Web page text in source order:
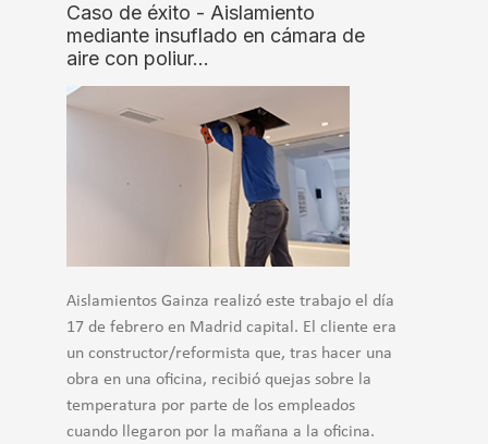
Caso de éxito - Aislamiento
mediante insuflado en cámara de
aire con poliur…
Aislamientos Gainza realizó este trabajo el día
17 de febrero en Madrid capital. El cliente era
un constructor/reformista que, tras hacer una
obra en una oficina, recibió quejas sobre la
temperatura por parte de los empleados
cuando llegaron por la mañana a la oficina.